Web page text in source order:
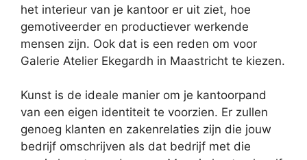
het interieur van je kantoor er uit ziet, hoe
gemotiveerder en productiever werkende
mensen zijn. Ook dat is een reden om voor
Galerie Atelier Ekegardh in Maastricht te kiezen.
Kunst is de ideale manier om je kantoorpand
van een eigen identiteit te voorzien. Er zullen
genoeg klanten en zakenrelaties zijn die jouw
bedrijf omschrijven als dat bedrijf met die